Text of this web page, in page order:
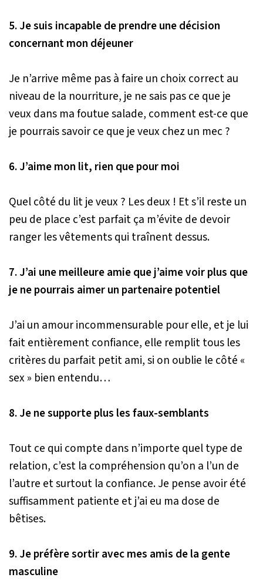
5. Je suis incapable de prendre une décision
concernant mon déjeuner
Je n’arrive même pas à faire un choix correct au
niveau de la nourriture, je ne sais pas ce que je
veux dans ma foutue salade, comment est-ce que
je pourrais savoir ce que je veux chez un mec ?
6. J’aime mon lit, rien que pour moi
Quel côté du lit je veux ? Les deux ! Et s’il reste un
peu de place c’est parfait ça m’évite de devoir
ranger les vêtements qui traînent dessus.
7. J’ai une meilleure amie que j’aime voir plus que
je ne pourrais aimer un partenaire potentiel
J’ai un amour incommensurable pour elle, et je lui
fait entièrement confiance, elle remplit tous les
critères du parfait petit ami, si on oublie le côté «
sex » bien entendu…
8. Je ne supporte plus les faux-semblants
Tout ce qui compte dans n’importe quel type de
relation, c’est la compréhension qu’on a l’un de
l’autre et surtout la confiance. Je pense avoir été
suffisamment patiente et j’ai eu ma dose de
bêtises.
9. Je préfère sortir avec mes amis de la gente
masculine